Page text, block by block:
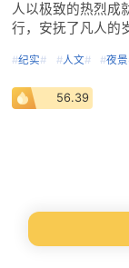
人以极致的热烈成
行，安抚了凡人的
#纪实# #人文# #夜景
56.39